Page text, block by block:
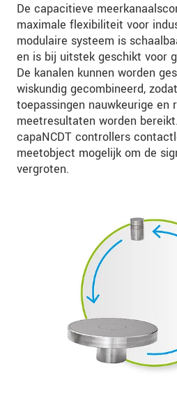
De capacitieve
maximale flexibiliteit voor
modulaire systeem is
en is bij uitstek geschikt voor
De kanalen kunnen worden
wiskundig gecombineerd,
toepassingen nauwkeurige en
meetresultaten worden
capaNCDT controllers
meetobject mogelijk om de
vergroten.